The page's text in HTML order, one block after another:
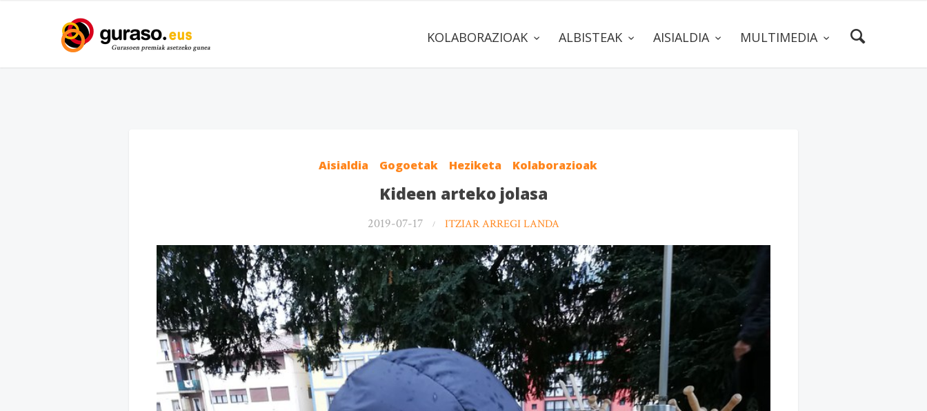
KOLABORAZIOAK ALBISTEAK AISIALDIA MULTIMEDIA
Aisialdia Gogoetak Heziketa Kolaborazioak
Kideen arteko jolasa
2019-07-17 ITZIAR ARREGI LANDA